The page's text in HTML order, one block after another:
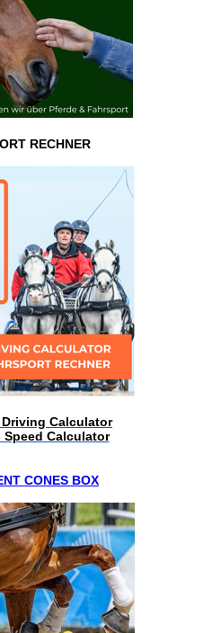
RECHNER
Calculator
Calculator
CONES BOX